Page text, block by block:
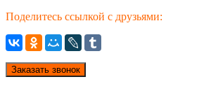
Поделитесь ссылкой с друзьями:
Заказать звонок